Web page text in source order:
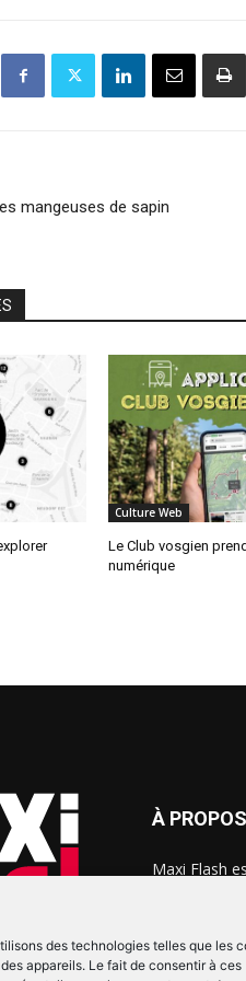
des technologies telles que les
appareils. Le fait de consentir à ces
mangeuses de sapin
Culture Web
Le Club vosgien
numérique
À PROPOS
Maxi Flash
2022, et à